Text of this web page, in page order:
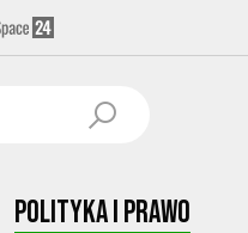
Polityka i prawo